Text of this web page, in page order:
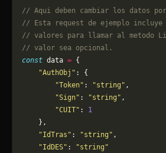
// Aqui deben cambiar los datos
// Esta request de ejemplo incluye
// valores para llamar al metodo
// valor sea opcional.
const data = {
    "AuthObj"
: {
        "Token"
: "string" ,
        "Sign"
: "string" ,
        "CUIT"
: 1
    },
    "IdTras"
: "string" ,
    "IdDES"
:
"string"